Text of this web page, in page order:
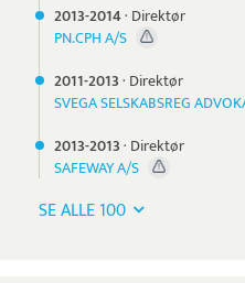
2013-2014· Direktør
PN.CPH A/S
2011-2013· Direktør
SVEGA SELSKABSREG
2013-2013· Direktør
SAFEWAY A/S
SE ALLE 100